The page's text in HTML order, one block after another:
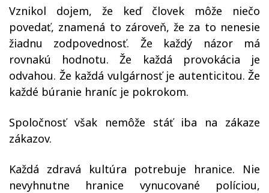
Vznikol dojem, že keď človek môže niečo
povedať, znamená to zároveň, že za to nenesie
žiadnu zodpovednosť. Že každý názor má
rovnakú hodnotu. Že každá provokácia je
odvahou. Že každá vulgárnosť je autenticitou. Že
každé búranie hraníc je pokrokom.
Spoločnosť však nemôže stáť iba na zákaze
zákazov.
Každá zdravá kultúra potrebuje hranice. Nie
nevyhnutne hranice vynucované políciou,